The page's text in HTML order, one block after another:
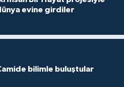
evine girdiler
bilimle buluştular